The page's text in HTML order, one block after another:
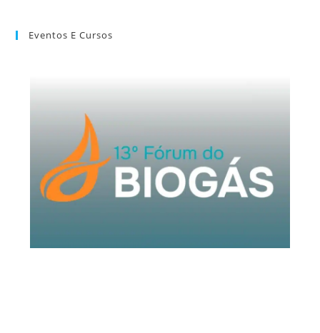
Eventos E Cursos